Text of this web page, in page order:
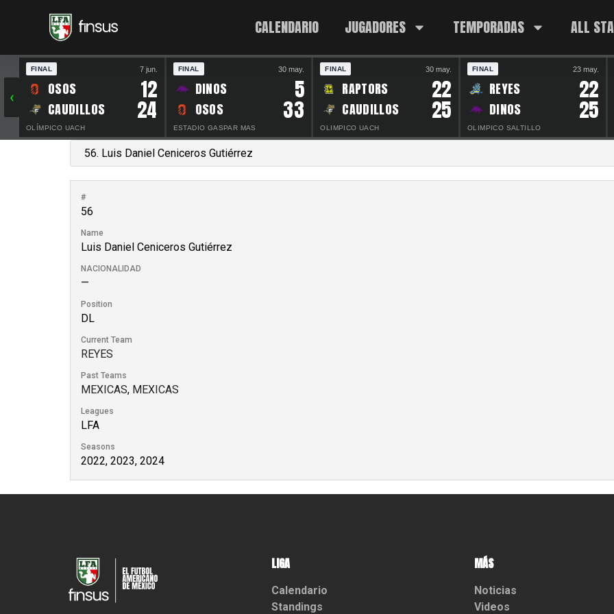
CALENDARIO JUGADORES TEMPORADAS ALL
‹
FINAL 7 jun.
OSOS 12
CAUDILLOS 24
OLÍMPICO UACH
FINAL 30 may.
DINOS 5
OSOS 33
ESTADIO GASPAR MAS
FINAL 30 may.
RAPTORS 22
CAUDILLOS 25
OLIMPICO UACH
FINAL 23 may.
REYES 22
DINOS 25
OLIMPICO SALTILLO
#
56
Name
Luis Daniel Ceniceros Gutiérrez
NACIONALIDAD
—
Position
DL
Current Team
REYES
Past Teams
MEXICAS, MEXICAS
Leagues
LFA
Seasons
2022, 2023, 2024
LIGA
Calendario
Standings
MÁS
Noticias
Videos